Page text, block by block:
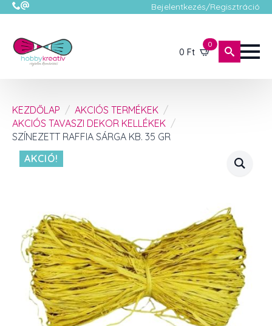
Bejelentkezés/Regisztráció
0 Ft
0
KEZDŐLAP
AKCIÓS TERMÉKEK
AKCIÓS TAVASZI DEKOR KELLÉKEK
SZÍNEZETT RAFFIA SÁRGA KB. 35 GR
AKCIÓ!